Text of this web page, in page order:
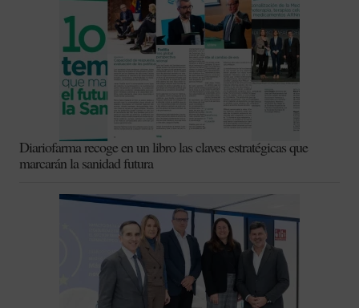
Diariofarma recoge en un libro las claves estratégicas que
marcarán la sanidad futura